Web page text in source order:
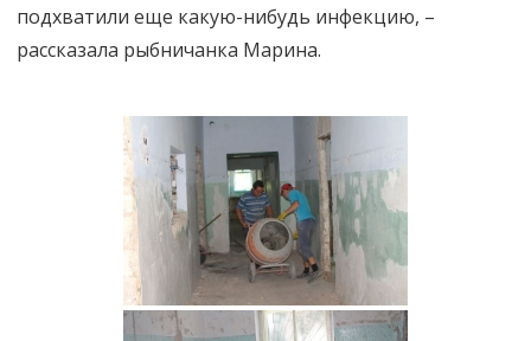
подхватили еще какую-нибудь инфекцию, –
рассказала рыбничанка Марина.